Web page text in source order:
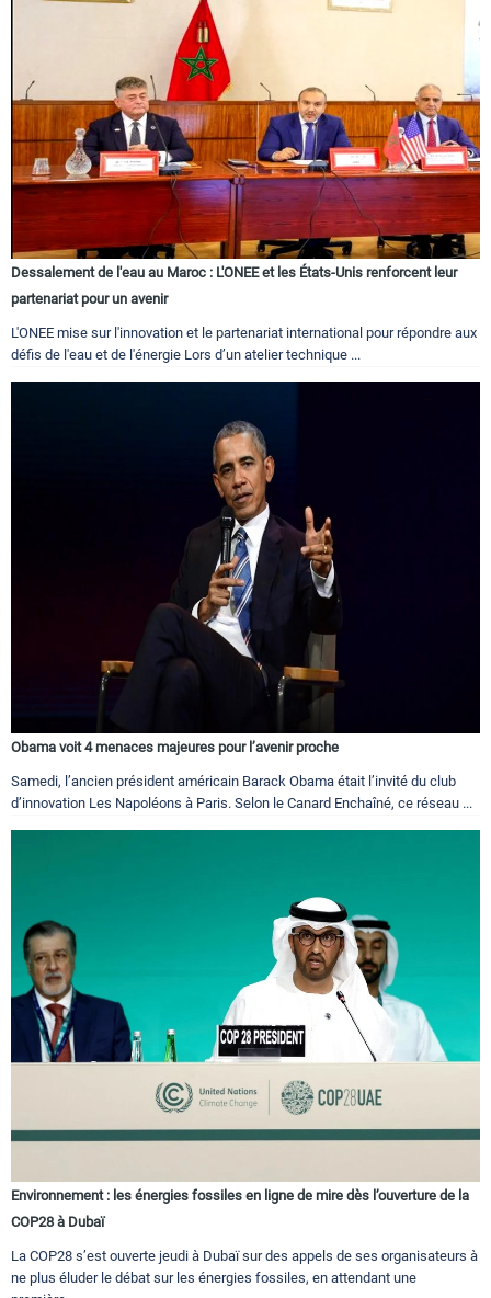
Dessalement de l'eau au Maroc : L'ONEE et les États-Unis renforcent leur
partenariat pour un avenir
L'ONEE mise sur l'innovation et le partenariat international pour répondre aux
défis de l'eau et de l'énergie Lors d’un atelier technique ...
Obama voit 4 menaces majeures pour l’avenir proche
Samedi, l’ancien président américain Barack Obama était l’invité du club
d’innovation Les Napoléons à Paris. Selon le Canard Enchaîné, ce réseau ...
Environnement : les énergies fossiles en ligne de mire dès l’ouverture de la
COP28 à Dubaï
La COP28 s’est ouverte jeudi à Dubaï sur des appels de ses organisateurs à
ne plus éluder le débat sur les énergies fossiles, en attendant une